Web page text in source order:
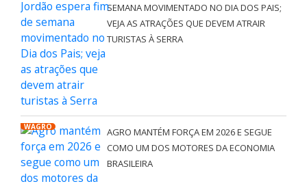
SEMANA MOVIMENTADO NO DIA DOS PAIS;
VEJA AS ATRAÇÕES QUE DEVEM ATRAIR
TURISTAS À SERRA
WAGRO
AGRO MANTÉM FORÇA EM 2026 E SEGUE
COMO UM DOS MOTORES DA ECONOMIA
BRASILEIRA